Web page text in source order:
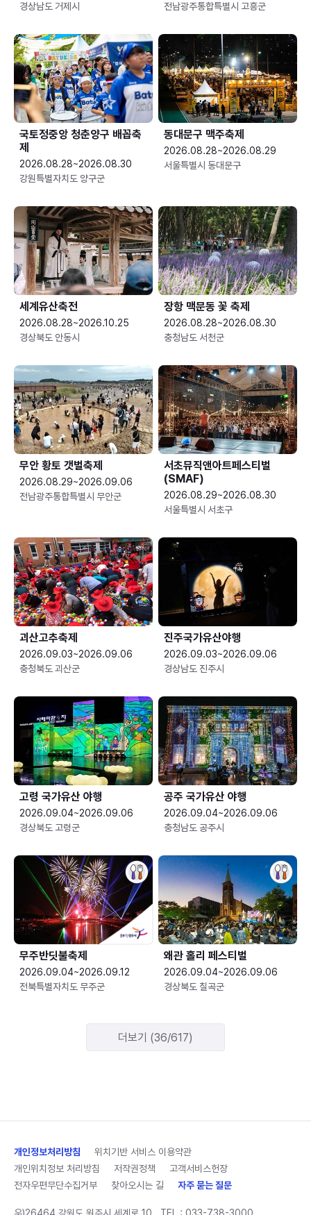
경상남도 거제시
전남광주통합특별시 고흥군
국토정중앙 청춘양구 배꼽축
제
2026.08.28~2026.08.30
강원특별자치도 양구군
동대문구 맥주축제
2026.08.28~2026.08.29
서울특별시 동대문구
세계유산축전
2026.08.28~2026.10.25
경상북도 안동시
장항 맥문동 꽃 축제
2026.08.28~2026.08.30
충청남도 서천군
무안 황토 갯벌축제
2026.08.29~2026.09.06
전남광주통합특별시 무안군
서초뮤직앤아트페스티벌
(SMAF)
2026.08.29~2026.08.30
서울특별시 서초구
괴산고추축제
2026.09.03~2026.09.06
충청북도 괴산군
진주국가유산야행
2026.09.03~2026.09.06
경상남도 진주시
고령 국가유산 야행
2026.09.04~2026.09.06
경상북도 고령군
공주 국가유산 야행
2026.09.04~2026.09.06
충청남도 공주시
무주반딧불축제
2026.09.04~2026.09.12
전북특별자치도 무주군
왜관 홀리 페스티벌
2026.09.04~2026.09.06
경상북도 칠곡군
더보기 (36/617)
개인정보처리방침
위치기반 서비스 이용약관
개인위치정보 처리방침
저작권정책
고객서비스헌장
전자우편무단수집거부
찾아오시는 길 자주 묻는 질문